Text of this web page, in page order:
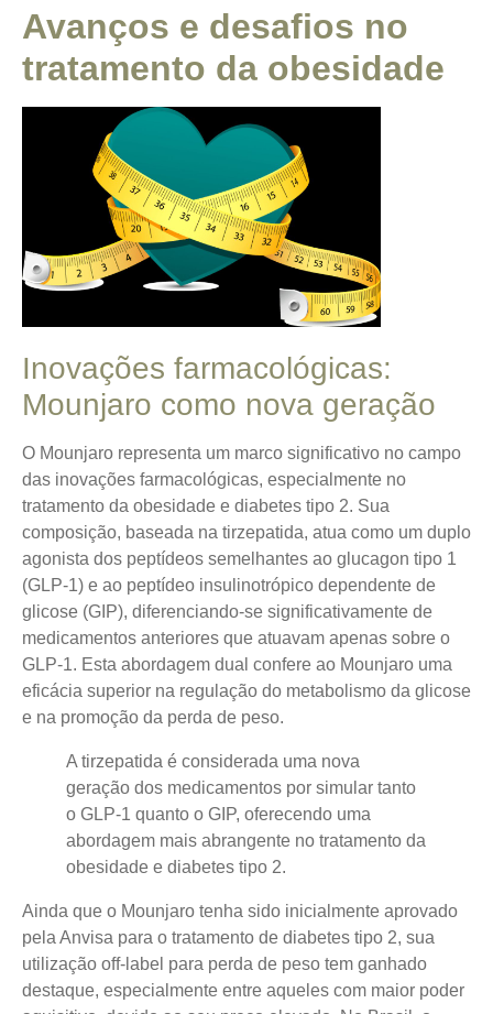
Avanços e desafios no
tratamento da obesidade
Inovações farmacológicas:
Mounjaro como nova geração
O Mounjaro representa um marco significativo no campo
das inovações farmacológicas, especialmente no
tratamento da obesidade e diabetes tipo 2. Sua
composição, baseada na tirzepatida, atua como um duplo
agonista dos peptídeos semelhantes ao glucagon tipo 1
(GLP-1) e ao peptídeo insulinotrópico dependente de
glicose (GIP), diferenciando-se significativamente de
medicamentos anteriores que atuavam apenas sobre o
GLP-1. Esta abordagem dual confere ao Mounjaro uma
eficácia superior na regulação do metabolismo da glicose
e na promoção da perda de peso.
A tirzepatida é considerada uma nova
geração dos medicamentos por simular tanto
o GLP-1 quanto o GIP, oferecendo uma
abordagem mais abrangente no tratamento da
obesidade e diabetes tipo 2.
Ainda que o Mounjaro tenha sido inicialmente aprovado
pela Anvisa para o tratamento de diabetes tipo 2, sua
utilização off-label para perda de peso tem ganhado
destaque, especialmente entre aqueles com maior poder